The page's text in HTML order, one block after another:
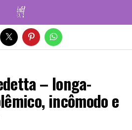
– longa-
incômodo e
versão mobile